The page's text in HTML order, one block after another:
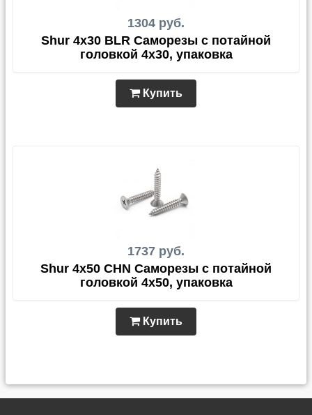
1304 руб.
Shur 4x30 BLR Саморезы с потайной
головкой 4x30, упаковка
Купить
1737 руб.
Shur 4x50 CHN Саморезы с потайной
головкой 4x50, упаковка
Купить